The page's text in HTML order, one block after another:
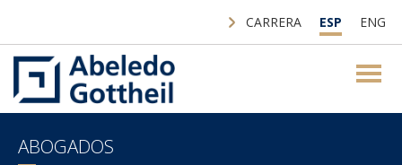
CARRERA ESP ENG
ABOGADOS